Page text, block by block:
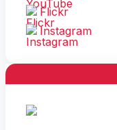
Flickr
Instagram